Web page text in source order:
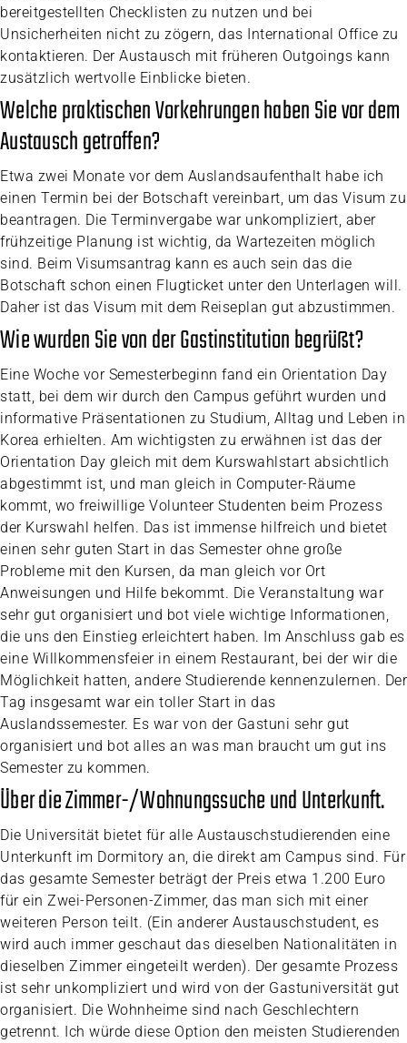
bereitgestellten Checklisten zu nutzen und bei
Unsicherheiten nicht zu zögern, das International Office zu
kontaktieren. Der Austausch mit früheren Outgoings kann
zusätzlich wertvolle Einblicke bieten.
Welche praktischen Vorkehrungen haben Sie vor dem
Austausch getroffen?
Etwa zwei Monate vor dem Auslandsaufenthalt habe ich
einen Termin bei der Botschaft vereinbart, um das Visum zu
beantragen. Die Terminvergabe war unkompliziert, aber
frühzeitige Planung ist wichtig, da Wartezeiten möglich
sind. Beim Visumsantrag kann es auch sein das die
Botschaft schon einen Flugticket unter den Unterlagen will.
Daher ist das Visum mit dem Reiseplan gut abzustimmen.
Wie wurden Sie von der Gastinstitution begrüßt?
Eine Woche vor Semesterbeginn fand ein Orientation Day
statt, bei dem wir durch den Campus geführt wurden und
informative Präsentationen zu Studium, Alltag und Leben in
Korea erhielten. Am wichtigsten zu erwähnen ist das der
Orientation Day gleich mit dem Kurswahlstart absichtlich
abgestimmt ist, und man gleich in Computer-Räume
kommt, wo freiwillige Volunteer Studenten beim Prozess
der Kurswahl helfen. Das ist immense hilfreich und bietet
einen sehr guten Start in das Semester ohne große
Probleme mit den Kursen, da man gleich vor Ort
Anweisungen und Hilfe bekommt. Die Veranstaltung war
sehr gut organisiert und bot viele wichtige Informationen,
die uns den Einstieg erleichtert haben. Im Anschluss gab es
eine Willkommensfeier in einem Restaurant, bei der wir die
Möglichkeit hatten, andere Studierende kennenzulernen. Der
Tag insgesamt war ein toller Start in das
Auslandssemester. Es war von der Gastuni sehr gut
organisiert und bot alles an was man braucht um gut ins
Semester zu kommen.
Über die Zimmer-/Wohnungssuche und Unterkunft.
Die Universität bietet für alle Austauschstudierenden eine
Unterkunft im Dormitory an, die direkt am Campus sind. Für
das gesamte Semester beträgt der Preis etwa 1.200 Euro
für ein Zwei-Personen-Zimmer, das man sich mit einer
weiteren Person teilt. (Ein anderer Austauschstudent, es
wird auch immer geschaut das dieselben Nationalitäten in
dieselben Zimmer eingeteilt werden). Der gesamte Prozess
ist sehr unkompliziert und wird von der Gastuniversität gut
organisiert. Die Wohnheime sind nach Geschlechtern
getrennt. Ich würde diese Option den meisten Studierenden